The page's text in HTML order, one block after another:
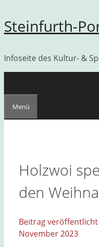
Zum
Inhalt
Steinfurth-
Infoseite des Kultur- &
Menü
Holzwoi
den
November 2023